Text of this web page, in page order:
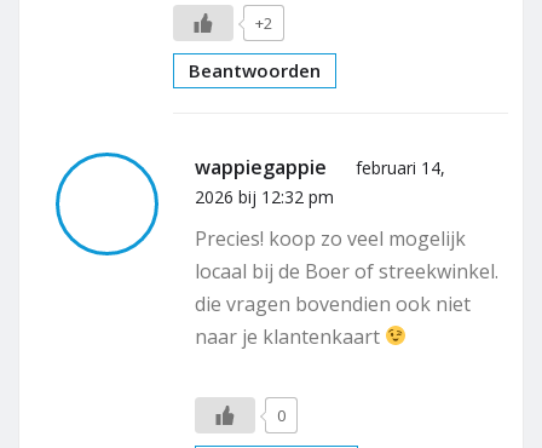
+2
Beantwoorden
wappiegappie
februari 14,
2026 bij 12:32 pm
Precies! koop zo veel mogelijk
locaal bij de Boer of streekwinkel.
die vragen bovendien ook niet
naar je klantenkaart
0